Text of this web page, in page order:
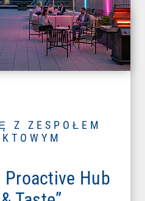
Hub
Z ZESPOŁEM